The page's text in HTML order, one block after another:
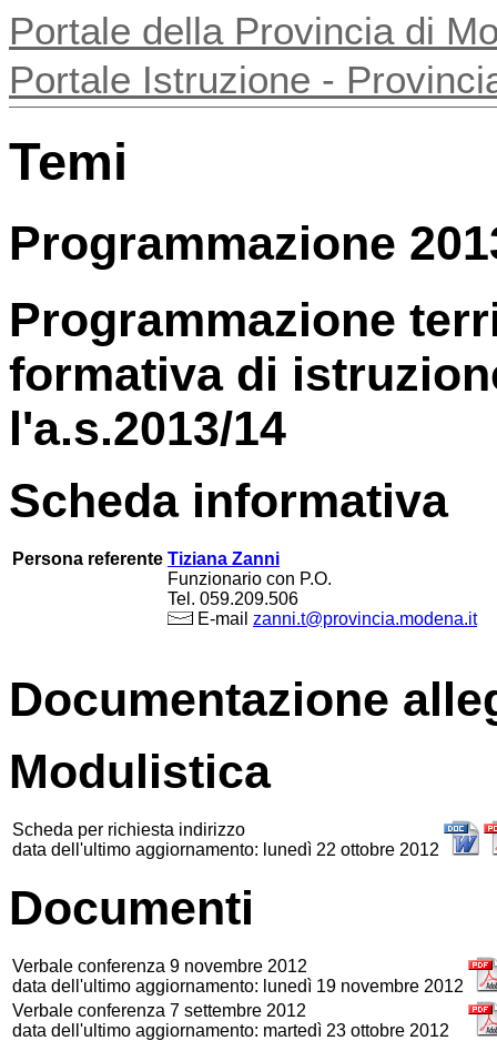
Portale della Provincia di
Portale Istruzione -
Temi
Programmazione
Programmazione
formativa di
l'a.s.2013/14
Scheda informativa
Persona referente Tiziana Zanni
Funzionario con P.O.
Tel. 059.209.506
E-mail zanni.t@provincia.modena.it
Documentazione
Modulistica
Scheda per richiesta indirizzo
data dell'ultimo aggiornamento: lunedì 22 ottobre 2012
Documenti
Verbale conferenza 9 novembre 2012
data dell'ultimo aggiornamento: lunedì 19 novembre 2012
Verbale conferenza 7 settembre 2012
data dell'ultimo aggiornamento: martedì 23 ottobre 2012